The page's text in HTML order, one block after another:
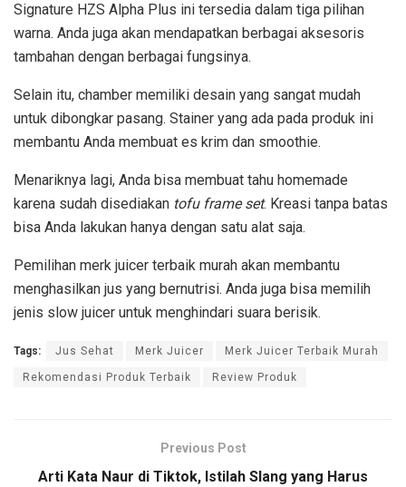
Signature HZS Alpha Plus ini tersedia dalam tiga pilihan
warna. Anda juga akan mendapatkan berbagai aksesoris
tambahan dengan berbagai fungsinya.
Selain itu, chamber memiliki desain yang sangat mudah
untuk dibongkar pasang. Stainer yang ada pada produk ini
membantu Anda membuat es krim dan smoothie.
Menariknya lagi, Anda bisa membuat tahu homemade
karena sudah disediakan tofu frame set. Kreasi tanpa batas
bisa Anda lakukan hanya dengan satu alat saja.
Pemilihan merk juicer terbaik murah akan membantu
menghasilkan jus yang bernutrisi. Anda juga bisa memilih
jenis slow juicer untuk menghindari suara berisik.
Tags: Jus Sehat Merk Juicer Merk Juicer Terbaik Murah
Rekomendasi Produk Terbaik Review Produk
Previous Post
Arti Kata Naur di Tiktok, Istilah Slang yang Harus